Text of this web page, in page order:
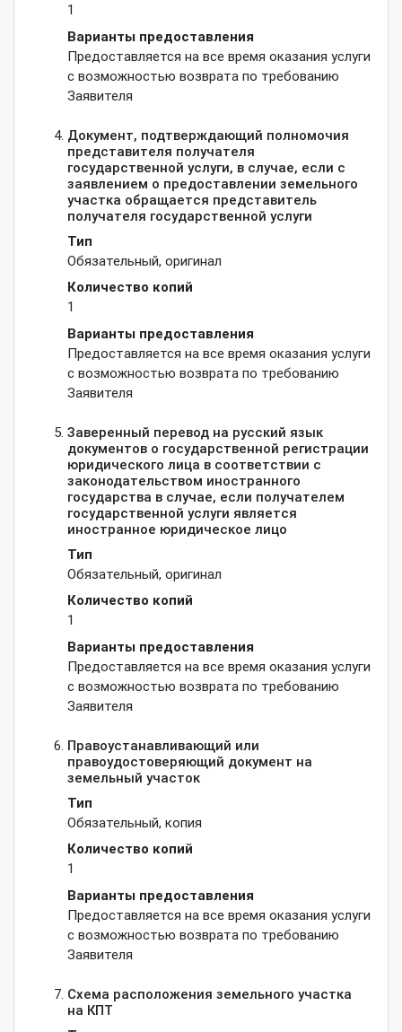
1
Варианты предоставления
Предоставляется на все время оказания услуги
с возможностью возврата по требованию
Заявителя
Документ, подтверждающий полномочия
представителя получателя
государственной услуги, в случае, если с
заявлением о предоставлении земельного
участка обращается представитель
получателя государственной услуги
Тип
Обязательный, оригинал
Количество копий
1
Варианты предоставления
Предоставляется на все время оказания услуги
с возможностью возврата по требованию
Заявителя
Заверенный перевод на русский язык
документов о государственной регистрации
юридического лица в соответствии с
законодательством иностранного
государства в случае, если получателем
государственной услуги является
иностранное юридическое лицо
Тип
Обязательный, оригинал
Количество копий
1
Варианты предоставления
Предоставляется на все время оказания услуги
с возможностью возврата по требованию
Заявителя
Правоустанавливающий или
правоудостоверяющий документ на
земельный участок
Тип
Обязательный, копия
Количество копий
1
Варианты предоставления
Предоставляется на все время оказания услуги
с возможностью возврата по требованию
Заявителя
Схема расположения земельного участка
на КПТ